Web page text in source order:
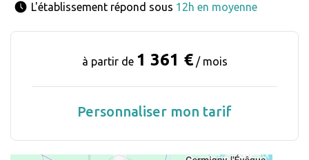
L'établissement répond sous 12h en moyenne
à partir de 1 361 €/ mois
Personnaliser mon tarif